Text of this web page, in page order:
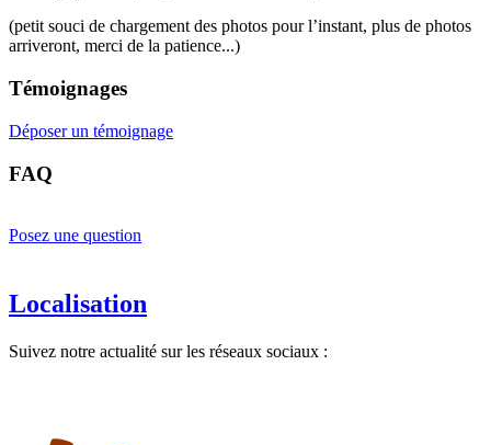
(petit souci de chargement des photos pour l’instant, plus de photos
arriveront, merci de la patience...)
Témoignages
Déposer un témoignage
FAQ
Posez une question
Localisation
Suivez notre actualité sur les réseaux sociaux :